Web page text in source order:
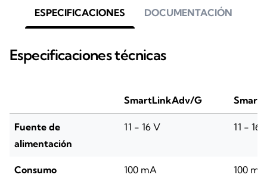
ESPECIFICACIONES DOCUMENTACIÓN
Especificaciones técnicas
SmartLinkAdv/G
Fuente de
alimentación
11 - 16 V 11 - 16
Consumo 100 mA 100 mA